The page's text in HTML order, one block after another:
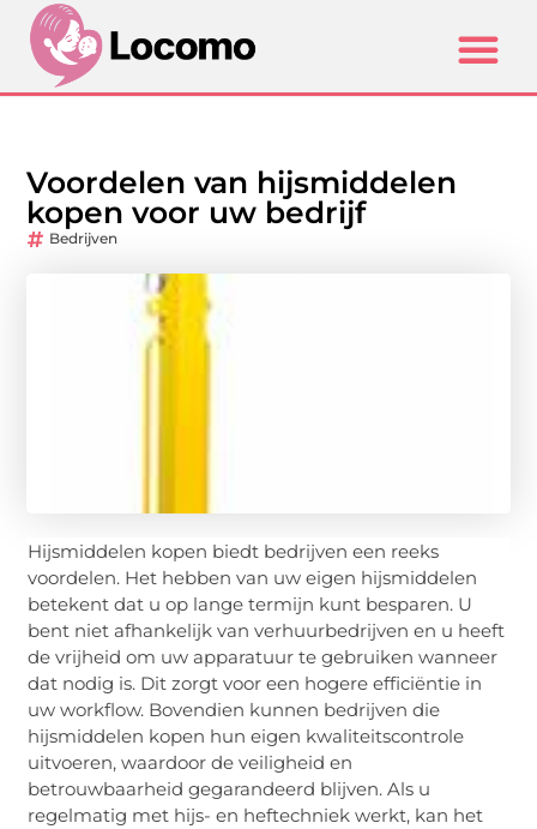
Voordelen van hijsmiddelen
kopen voor uw bedrijf
Bedrijven
Hijsmiddelen kopen biedt bedrijven een reeks
voordelen. Het hebben van uw eigen hijsmiddelen
betekent dat u op lange termijn kunt besparen. U
bent niet afhankelijk van verhuurbedrijven en u heeft
de vrijheid om uw apparatuur te gebruiken wanneer
dat nodig is. Dit zorgt voor een hogere efficiëntie in
uw workflow. Bovendien kunnen bedrijven die
hijsmiddelen kopen hun eigen kwaliteitscontrole
uitvoeren, waardoor de veiligheid en
betrouwbaarheid gegarandeerd blijven. Als u
regelmatig met hijs- en heftechniek werkt, kan het